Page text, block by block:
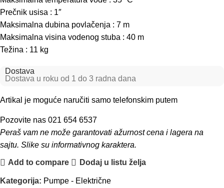
Prečnik usisa : 1″
Maksimalna dubina povlačenja : 7 m
Maksimalna visina vodenog stuba : 40 m
Težina : 11 kg
Dostava
Dostava u roku od 1 do 3 radna dana
Artikal je moguće naručiti samo telefonskim putem
Pozovite nas 021 654 6537
Peraš vam ne može garantovati ažurnost cena i lagera na
sajtu. Slike su informativnog karaktera.
Add to compare Dodaj u listu želja
Kategorija: Pumpe - Električne